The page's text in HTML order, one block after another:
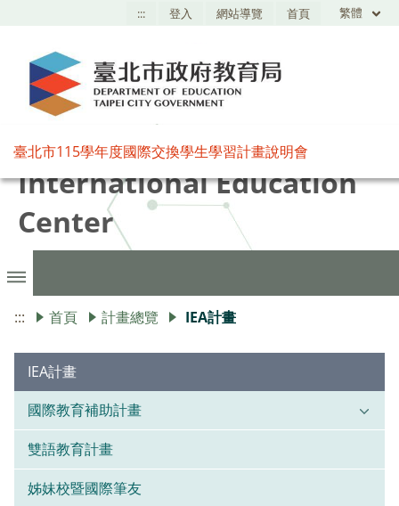
::: 登入 網站導覽 首頁 繁體
臺北市國際教育中心,Taipei
International Education
Center
臺北市115學年度國際交換學生學習計畫說明會
::: 首頁 計畫總覽 IEA計畫
IEA計畫
國際教育補助計畫
雙語教育計畫
姊妹校暨國際筆友